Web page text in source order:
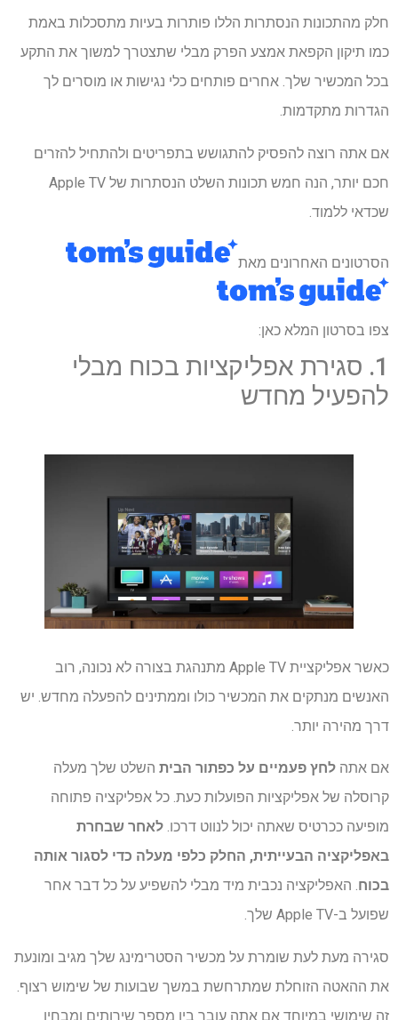
חלק מהתכונות הנסתרות הללו פותרות בעיות מתסכלות באמת
כמו תיקון הקפאת אמצע הפרק מבלי שתצטרך למשוך את התקע
בכל המכשיר שלך. אחרים פותחים כלי נגישות או מוסרים לך
הגדרות מתקדמות.
אם אתה רוצה להפסיק להתגושש בתפריטים ולהתחיל להזרים
חכם יותר, הנה חמש תכונות השלט הנסתרות של Apple TV
שכדאי ללמוד.
הסרטונים האחרונים מאת
צפו בסרטון המלא כאן:
1. סגירת אפליקציות בכוח מבלי
להפעיל מחדש
כאשר אפליקציית Apple TV מתנהגת בצורה לא נכונה, רוב
האנשים מנתקים את המכשיר כולו וממתינים להפעלה מחדש. יש
דרך מהירה יותר.
אם אתה לחץ פעמיים על כפתור הבית השלט שלך מעלה
קרוסלה של אפליקציות הפועלות כעת. כל אפליקציה פתוחה
מופיעה ככרטיס שאתה יכול לנווט דרכו. לאחר שבחרת
באפליקציה הבעייתית, החלק כלפי מעלה כדי לסגור אותה
בכוח. האפליקציה נכבית מיד מבלי להשפיע על כל דבר אחר
שפועל ב-Apple TV שלך.
סגירה מעת לעת שומרת על מכשיר הסטרימינג שלך מגיב ומונעת
את ההאטה הזוחלת שמתרחשת במשך שבועות של שימוש רצוף.
זה שימושי במיוחד אם אתה עובר בין מספר שירותים ומבחין